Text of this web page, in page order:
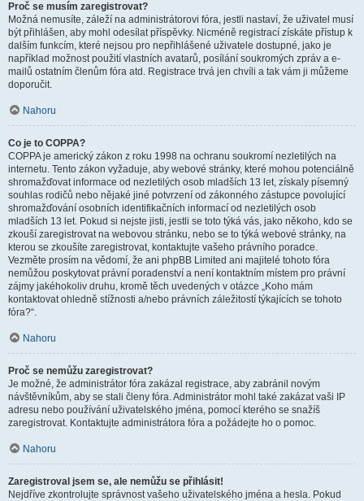
Proč se musím zaregistrovat?
Možná nemusíte, záleží na administrátorovi fóra, jestli nastaví, že uživatel musí
být přihlášen, aby mohl odesílat příspěvky. Nicméně registrací získáte přístup k
dalším funkcím, které nejsou pro nepřihlášené uživatele dostupné, jako je
například možnost použití vlastních avatarů, posílání soukromých zpráv a e-
mailů ostatním členům fóra atd. Registrace trvá jen chvíli a tak vám ji můžeme
doporučit.
Nahoru
Co je to COPPA?
COPPA je americký zákon z roku 1998 na ochranu soukromí nezletilých na
internetu. Tento zákon vyžaduje, aby webové stránky, které mohou potenciálně
shromažďovat informace od nezletilých osob mladších 13 let, získaly písemný
souhlas rodičů nebo nějaké jiné potvrzení od zákonného zástupce povolující
shromažďování osobních identifikačních informací od nezletilých osob
mladších 13 let. Pokud si nejste jisti, jestli se toto týká vás, jako někoho, kdo se
zkouší zaregistrovat na webovou stránku, nebo se to týká webové stránky, na
kterou se zkoušíte zaregistrovat, kontaktujte vašeho právního poradce.
Vezměte prosím na vědomí, že ani phpBB Limited ani majitelé tohoto fóra
nemůžou poskytovat právní poradenství a není kontaktním místem pro právní
zájmy jakéhokoliv druhu, kromě těch uvedených v otázce „Koho mám
kontaktovat ohledně stížnosti a/nebo právních záležitostí týkajících se tohoto
fóra?“.
Nahoru
Proč se nemůžu zaregistrovat?
Je možné, že administrátor fóra zakázal registrace, aby zabránil novým
návštěvníkům, aby se stali členy fóra. Administrátor mohl také zakázat vaši IP
adresu nebo používání uživatelského jména, pomocí kterého se snažíš
zaregistrovat. Kontaktujte administrátora fóra a požádejte ho o pomoc.
Nahoru
Zaregistroval jsem se, ale nemůžu se přihlásit!
Nejdříve zkontrolujte správnost vašeho uživatelského jména a hesla. Pokud